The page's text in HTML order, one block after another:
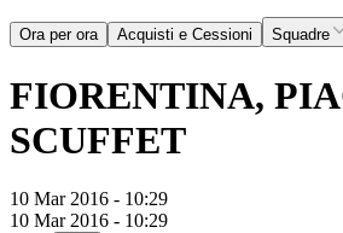
Ora per ora Acquisti e Cessioni Squadre
FIORENTINA,
SCUFFET
10 Mar 2016 - 10:29
10 Mar 2016 - 10:29